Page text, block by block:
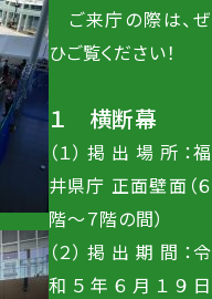
ご来庁の際は、ぜ
ひご覧ください！
１ 横断幕
（１） 掲 出 場 所 ：福
井県庁 正面壁面（６
階～７階の間）
（２） 掲 出 期 間 ：令
和５年６月１９日